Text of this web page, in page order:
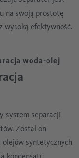
na swoją prostotę
wysoką efektywność.
woda-olej
system separacji
Został on
olejów syntetycznych
kondensatu